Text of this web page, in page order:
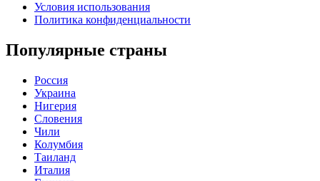
Условия использования
Политика конфиденциальности
Популярные страны
Россия
Украина
Нигерия
Словения
Чили
Колумбия
Таиланд
Италия